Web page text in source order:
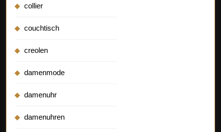
collier
couchtisch
creolen
damenmode
damenuhr
damenuhren